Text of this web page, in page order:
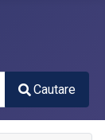
Cautare